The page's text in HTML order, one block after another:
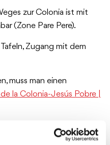
zur Colonia ist mit
(Zone Pare Pere).
Zugang mit dem
muss man einen
la Colonia-Jesús Pobre |